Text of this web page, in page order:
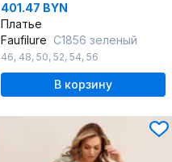
401.47 BYN
Платье
Faufilure C1856 зеленый
46, 48, 50, 52, 54, 56
В корзину